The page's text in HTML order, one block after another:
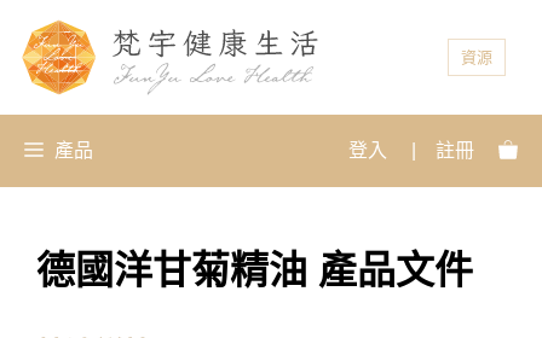
資源
產品 登入 註冊
德國洋甘菊精油 產品文件